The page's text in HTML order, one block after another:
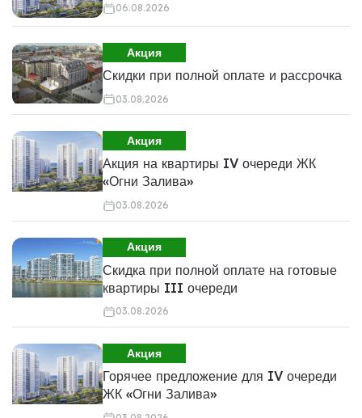
06.08.2026
Акция
Скидки при полной оплате и рассрочка
03.08.2026
Акция
Акция на квартиры IV очереди ЖК
«Огни Залива»
03.08.2026
Акция
Скидка при полной оплате на готовые
квартиры III очереди
03.08.2026
Акция
Горячее предложение для IV очереди
ЖК «Огни Залива»